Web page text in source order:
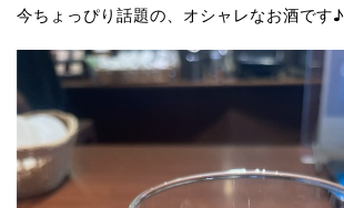
今ちょっぴり話題の、オシャレなお酒です♪